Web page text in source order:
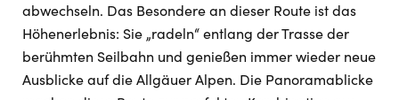
abwechseln. Das Besondere an dieser Route ist das
Höhenerlebnis: Sie „radeln“ entlang der Trasse der
berühmten Seilbahn und genießen immer wieder neue
Ausblicke auf die Allgäuer Alpen. Die Panoramablicke